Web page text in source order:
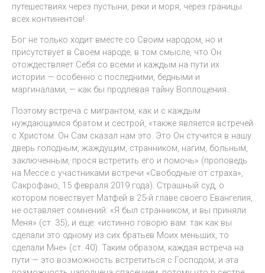
путешествиях через пустыни, реки и моря, через границы
всех континентов!
Бог не только ходит вместе со Своим народом, но и
присутствует в Своем народе, в том смысле, что Он
отождествляет Себя со всеми и каждым на пути их
истории — особенно с последними, бедными и
маргиналами, — как бы продлевая тайну Воплощения.
Поэтому встреча с мигрантом, как и с каждым
нуждающимся братом и сестрой, «также является встречей
с Христом. Он Сам сказал нам это. Это Он стучится в нашу
дверь голодным, жаждущим, странником, нагим, больным,
заключенным, прося встретить его и помочь» (проповедь
на Мессе с участниками встречи «Свободные от страха»,
Сакрофано, 15 февраля 2019 года). Страшный суд, о
котором повествует Матфей в 25-й главе своего Евангелия,
не оставляет сомнений: «Я был странником, и вы приняли
Меня» (ст. 35); и еще: «истинно говорю вам: так как вы
сделали это одному из сих братьев Моих меньших, то
сделали Мне» (ст. 40). Таким образом, каждая встреча на
пути — это возможность встретиться с Господом; и эта